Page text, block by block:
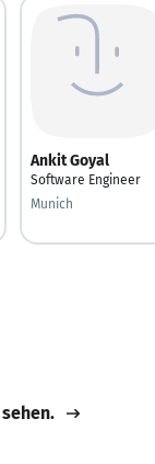
Ankit Goyal
Software Engineer
Munich